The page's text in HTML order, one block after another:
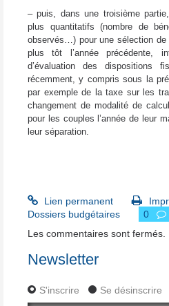
– puis, dans une troisième
plus quantitatifs (nombre de
observés…) pour une sélection
plus tôt l’année précédente,
d’évaluation des dispositions
récemment, y compris sous la
par exemple de la taxe sur les
changement de modalité de
pour les couples l’année de leur
leur séparation.
Lien permanent
Dossiers budgétaires
0
Les commentaires sont fermés.
Newsletter
S'inscrire Se désinscrire